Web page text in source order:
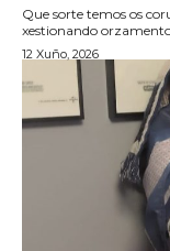
Que sorte temos os
xestionando
12 Xuño, 2026